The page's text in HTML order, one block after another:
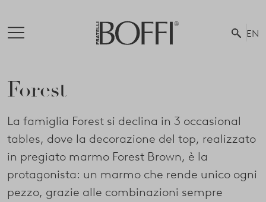
EN
Forest
La famiglia Forest si declina in 3 occasional
tables, dove la decorazione del top, realizzato
in pregiato marmo Forest Brown, è la
protagonista: un marmo che rende unico ogni
pezzo, grazie alle combinazioni sempre